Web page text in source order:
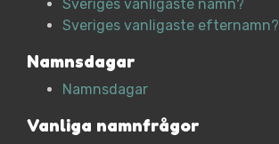
Sveriges vanligaste namn?
Sveriges vanligaste efternamn?
Namnsdagar
Namnsdagar
Vanliga namnfrågor